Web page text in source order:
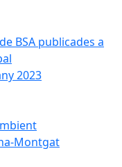
BSA publicades a
2023
Montgat